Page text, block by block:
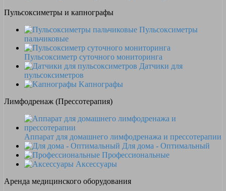
Пульсоксиметры и капнографы
Пульсоксиметры
пальчиковые
Пульсоксиметр суточного мониторинга
Датчики для
пульсоксиметров
Kапнографы
Лимфодренаж (Прессотерапия)
Аппарат для домашнего лимфодренажа и прессотерапии
Для дома - Оптимальный
Профессиональные
Аксессуары
Аренда медицинского оборудования